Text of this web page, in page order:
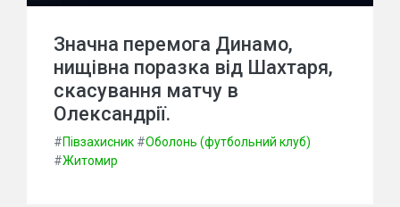
Значна перемога Динамо,
нищівна поразка від Шахтаря,
скасування матчу в
Олександрії.
#Півзахисник #Оболонь (футбольний клуб)
#Житомир